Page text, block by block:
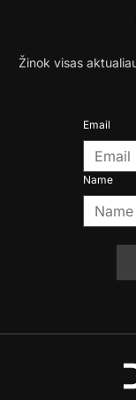
Žinok visas
Email
Name